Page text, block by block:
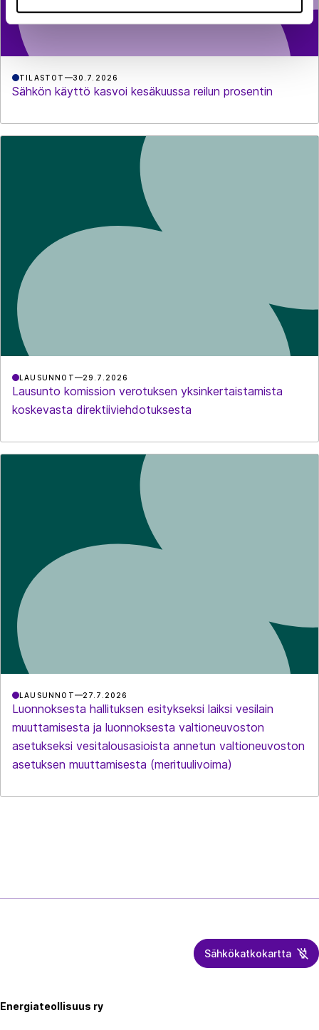
TILASTOT 30.7.2026
Sähkön käyttö kasvoi kesäkuussa reilun prosentin
LAUSUNNOT 29.7.2026
Lausunto komission verotuksen yksinkertaistamista
koskevasta direktiiviehdotuksesta
LAUSUNNOT 27.7.2026
Luonnoksesta hallituksen esitykseksi laiksi vesilain
muuttamisesta ja luonnoksesta valtioneuvoston
asetukseksi vesitalousasioista annetun valtioneuvoston
asetuksen muuttamisesta (merituulivoima)
Sähkökatkokartta
Energiateollisuus ry